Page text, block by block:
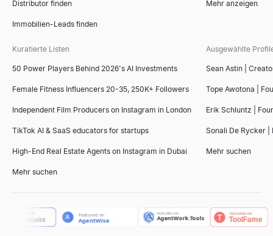
Distributor finden
Immobilien-Leads finden
Mehr anzeigen
Kuratierte Listen
50 Power Players Behind 2026's AI Investments
Female Fitness Influencers 20-35, 250K+ Followers
Independent Film Producers on Instagram in London
TikTok AI & SaaS educators for startups
High-End Real Estate Agents on Instagram in Dubai
Mehr suchen
Ausgewählte
Sean Astin |
Tope Awotona |
Erik Schluntz |
Sonali De Rycker |
Mehr suchen